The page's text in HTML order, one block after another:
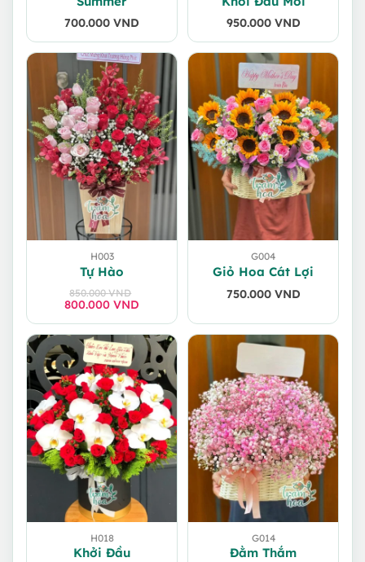
700.000 VND 950.000 VND
H003
Tự Hào
850.000VND
Giá
850.000 VND.
800.000 VND
Giá
là:
800.000 VND.
G004
Giỏ Hoa Cát Lợi
750.000 VND
H018
Khởi Đầu
G014
Đằm Thắm